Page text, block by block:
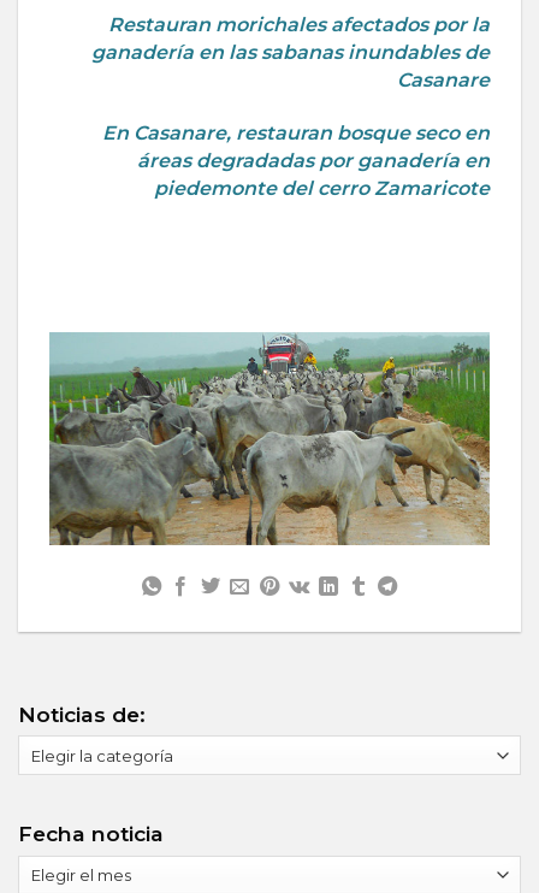
Restauran morichales afectados por la
ganadería en las sabanas inundables de
Casanare
En Casanare, restauran bosque seco en
áreas degradadas por ganadería en
piedemonte del cerro Zamaricote
Noticias de:
de:
Fecha noticia
Fecha
noticia